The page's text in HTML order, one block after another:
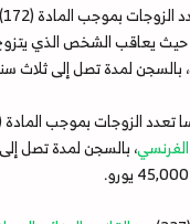
بموجب المادة (172) من
حيث يعاقب الشخص الذي
بالسجن لمدة تصل إلى ثلاث
الزوجات بموجب المادة (433-20)
، بالسجن لمدة تصل